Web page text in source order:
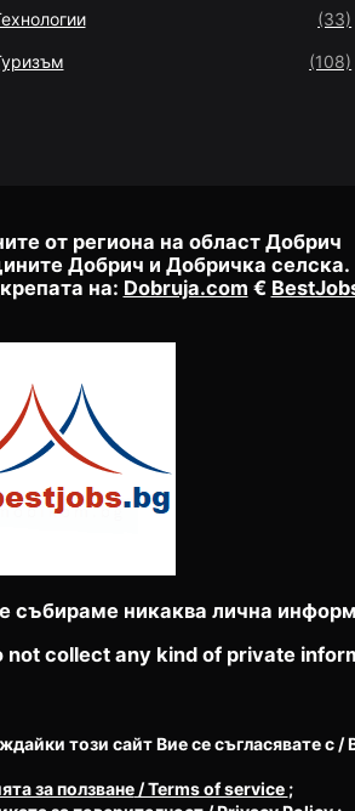
(33)
(108)
от региона на област Добрич
Добрич и Добричка селска.
на: Dobruja.com €
събираме никаква лична
not collect any kind of private
този сайт Вие се съгласявате с
за ползване/ Terms of service ;